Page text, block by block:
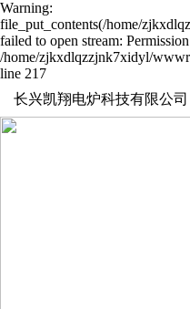
Warning:
file_put_contents(/home/
failed to open stream:
/home/zjkxdlqzzjnk7xidyl/
line 217
长兴凯翔电炉科技有限公司